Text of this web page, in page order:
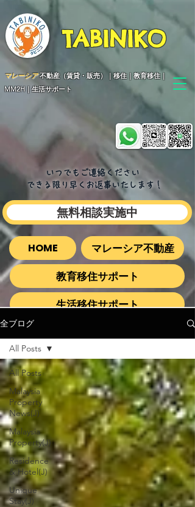
TABINIKO
マレーシア不動産（賃貸・販売）｜移住｜教育移住｜
MM2H｜生活サポート
いつでもご連絡ください
できる限り早くお返事いたします​！
無料相談実施中
HOME
マレーシア不動産
教育移住サポート
生活移住サポート
全ブログ
All Posts
Malaysia
Property
News(J)
Malaysia
Property(J)
Residence
& Hotel(J)
Unique
Stay(J)
All Posts